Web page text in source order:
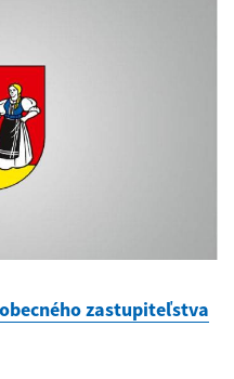
zastupiteľstva